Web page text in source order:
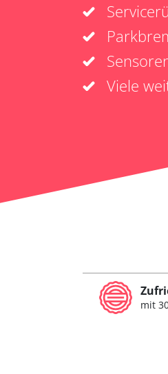
Viele
mit